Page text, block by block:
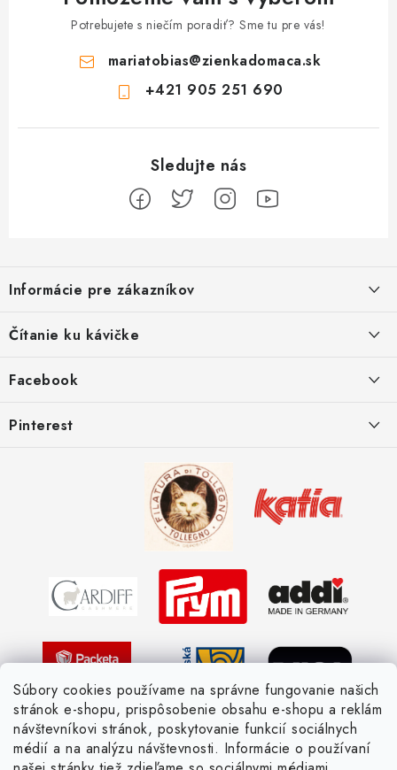
Súbory cookies používame na správne fungovanie našich
stránok e-shopu, prispôsobenie obsahu e-shopu a reklám
návštevníkovi stránok, poskytovanie funkcií sociálnych
médií a na analýzu návštevnosti. Informácie o používaní
Potrebujete s niečím poradiť? Sme tu pre vás!
mariatobias@zienkadomaca.sk
+421 905 251 690
p
ä
Informácie pre zákazníkov
Ako sa registrovať
Kedy objednáme nový tovar
Žiadosť dotknutej osoby
Čítanie ku kávičke
Ako sa orientovať v hrúbke priadzí
Pletený slovník anglicky-česky
Pletený slovník česky-anglicky
Facebook
Pinterest